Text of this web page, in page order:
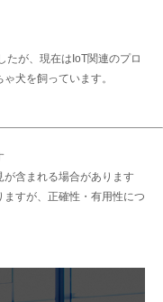
たが、現在はIoT関連のプロ
犬を飼っています。
が含まれる場合があります
ますが、正確性・有用性につ